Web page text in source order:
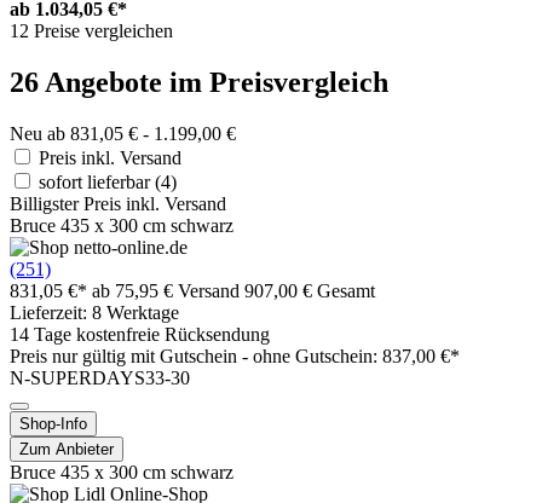
ab 1.034,05 €*
12 Preise vergleichen
26 Angebote im Preisvergleich
Neu ab 831,05 € - 1.199,00 €
Preis inkl. Versand
sofort lieferbar(4)
Billigster Preis inkl. Versand
Bruce 435 x 300 cm schwarz
(251)
831,05 €* ab 75,95 € Versand 907,00 € Gesamt
Lieferzeit: 8 Werktage
14 Tage kostenfreie Rücksendung
Preis nur gültig mit Gutschein - ohne Gutschein: 837,00 €*
N-SUPERDAYS33-30
Shop-Info
Zum Anbieter
Bruce 435 x 300 cm schwarz